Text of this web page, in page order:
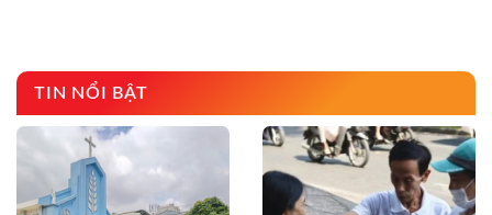
TIN NỔI BẬT